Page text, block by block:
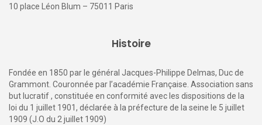
10 place Léon Blum – 75011 Paris
Histoire
Fondée en 1850 par le général Jacques-Philippe Delmas, Duc de
Grammont. Couronnée par l’académie Française. Association sans
but lucratif , constituée en conformité avec les dispositions de la
loi du 1 juillet 1901, déclarée à la préfecture de la seine le 5 juillet
1909 (J.O du 2 juillet 1909)